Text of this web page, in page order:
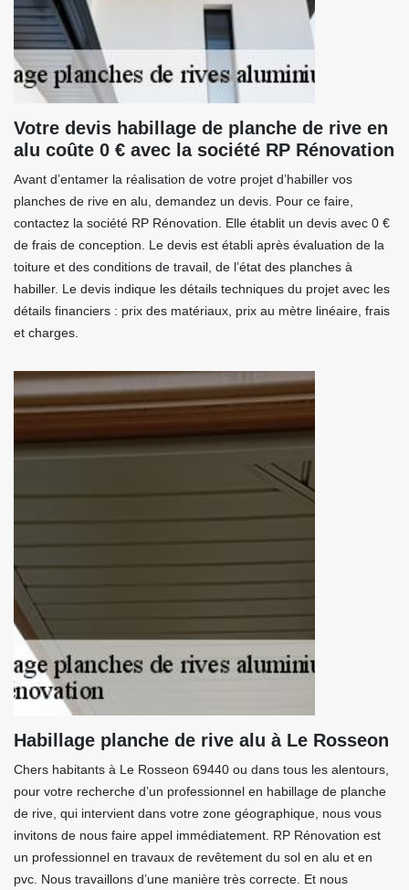
Votre devis habillage de planche de rive en
alu coûte 0 € avec la société RP Rénovation
Avant d’entamer la réalisation de votre projet d’habiller vos
planches de rive en alu, demandez un devis. Pour ce faire,
contactez la société RP Rénovation. Elle établit un devis avec 0 €
de frais de conception. Le devis est établi après évaluation de la
toiture et des conditions de travail, de l’état des planches à
habiller. Le devis indique les détails techniques du projet avec les
détails financiers : prix des matériaux, prix au mètre linéaire, frais
et charges.
Habillage planche de rive alu à Le Rosseon
Chers habitants à Le Rosseon 69440 ou dans tous les alentours,
pour votre recherche d’un professionnel en habillage de planche
de rive, qui intervient dans votre zone géographique, nous vous
invitons de nous faire appel immédiatement. RP Rénovation est
un professionnel en travaux de revêtement du sol en alu et en
pvc. Nous travaillons d’une manière très correcte. Et nous